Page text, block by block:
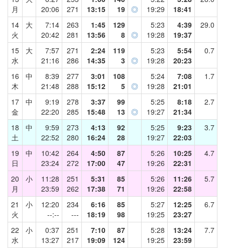
月
20:06
271
13:15
19 ◎
19:29
18:41
14
火
大
7:14
20:42
263
281
1:45
13:56
129
8 ◎
5:23
19:28
4:39
19:37
29.0
15
水
大
7:57
21:16
271
286
2:24
14:35
119
3 ◎
5:23
19:28
5:54
20:23
0.7
16
木
中
8:39
21:48
277
288
3:01
15:12
108
5 ◎
5:24
19:28
7:08
21:01
1.7
17
金
中
9:19
22:20
278
285
3:37
15:48
99
13 ◎
5:25
19:27
8:18
21:34
2.7
18
土
中
9:59
22:52
273
280
4:13
16:24
92
28
5:25
19:27
9:23
22:03
3.7
19
日
中
10:42
23:24
264
272
4:50
17:00
87
47
5:26
19:26
10:25
22:31
4.7
20
月
小
11:28
23:59
251
262
5:31
17:38
85
71
5:26
19:26
11:26
22:58
5.7
21
火
小
12:20
--:--
234
---
6:16
18:19
85
98
5:27
19:25
12:25
23:27
6.7
22
水
小
0:37
13:27
251
217
7:10
19:09
87
124
5:28
19:25
13:24
23:59
7.7